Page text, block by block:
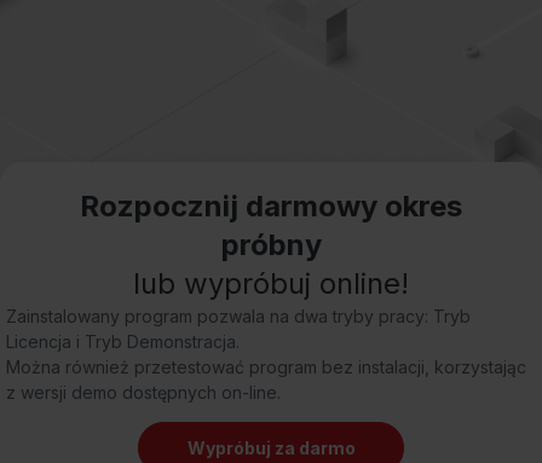
Rozpocznij darmowy okres
próbny
lub wypróbuj online!
Zainstalowany program pozwala na dwa tryby pracy: Tryb
Licencja i Tryb Demonstracja.
Można również przetestować program bez instalacji, korzystając
z wersji demo dostępnych on-line.
Wypróbuj za darmo